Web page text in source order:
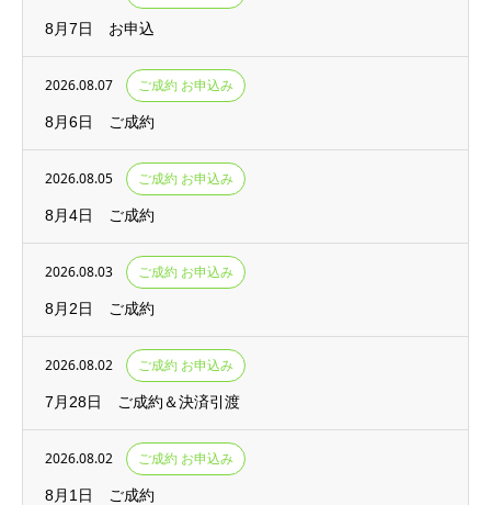
8月7日 お申込
2026.08.07 ご成約 お申込み
8月6日 ご成約
2026.08.05 ご成約 お申込み
8月4日 ご成約
2026.08.03 ご成約 お申込み
8月2日 ご成約
2026.08.02 ご成約 お申込み
7月28日 ご成約＆決済引渡
2026.08.02 ご成約 お申込み
8月1日 ご成約